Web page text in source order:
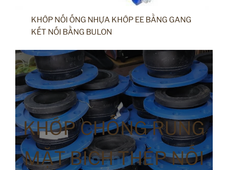
KHỚP NỐI ỐNG NHỰA KHỚP EE BẰNG GANG
KẾT NỐI BẰNG BULON
KHỚP CHỐNG RUNG
MẶT BÍCH THÉP NỐI